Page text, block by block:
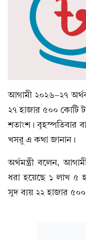
আগামী ২০২৬-২৭
২৭ হাজার ৫০০ কোটি
শতাংশ। বৃহস্পতিবার
খসরু এ কথা জানান।
অর্থমন্ত্রী বলেন,
ধরা হয়েছে ১ লাখ ৫
সুদ ব্যয় ২২ হাজার ৫০০